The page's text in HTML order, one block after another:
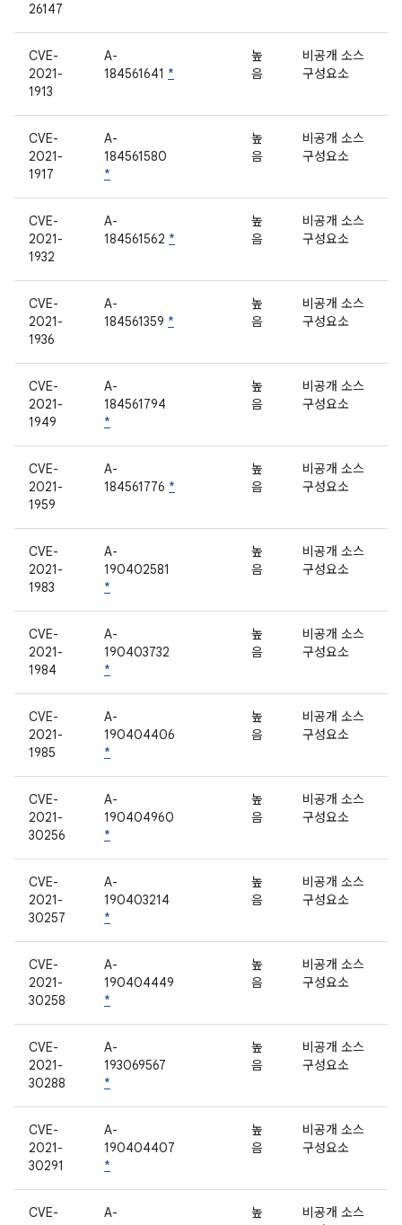
26147
CVE-
2021-
1913
A-
184561641 *
높
음
비공개 소스
구성요소
CVE-
2021-
1917
A-
184561580
*
높
음
비공개 소스
구성요소
CVE-
2021-
1932
A-
184561562 *
높
음
비공개 소스
구성요소
CVE-
2021-
1936
A-
184561359 *
높
음
비공개 소스
구성요소
CVE-
2021-
1949
A-
184561794
*
높
음
비공개 소스
구성요소
CVE-
2021-
1959
A-
184561776 *
높
음
비공개 소스
구성요소
CVE-
2021-
1983
A-
190402581
*
높
음
비공개 소스
구성요소
CVE-
2021-
1984
A-
190403732
*
높
음
비공개 소스
구성요소
CVE-
2021-
1985
A-
190404406
*
높
음
비공개 소스
구성요소
CVE-
2021-
30256
A-
190404960
*
높
음
비공개 소스
구성요소
CVE-
2021-
30257
A-
190403214
*
높
음
비공개 소스
구성요소
CVE-
2021-
30258
A-
190404449
*
높
음
비공개 소스
구성요소
CVE-
2021-
30288
A-
193069567
*
높
음
비공개 소스
구성요소
CVE-
2021-
30291
A-
190404407
*
높
음
비공개 소스
구성요소
CVE-
A-
높
비공개 소스